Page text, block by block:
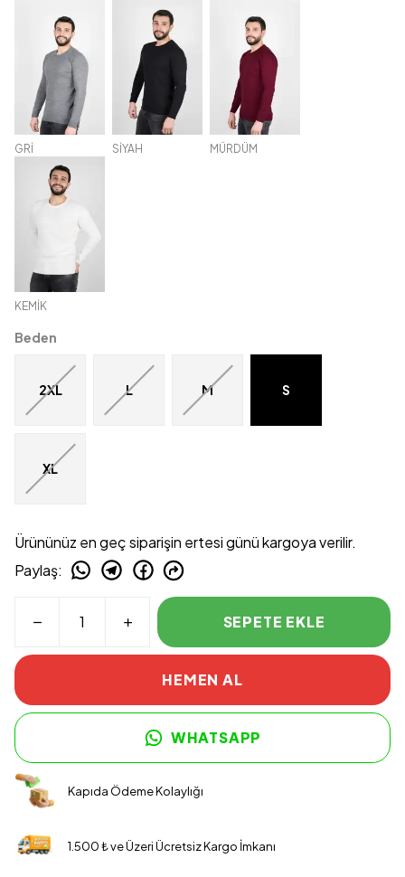
GRİ SİYAH MÜRDÜM
KEMİK
Beden
2XL L M S
XL
Ürününüz en geç siparişin ertesi günü kargoya verilir.
Paylaş:
SEPETE EKLE
HEMEN AL
WHATSAPP
Kapıda Ödeme Kolaylığı
1.500 ₺ ve Üzeri Ücretsiz Kargo İmkanı